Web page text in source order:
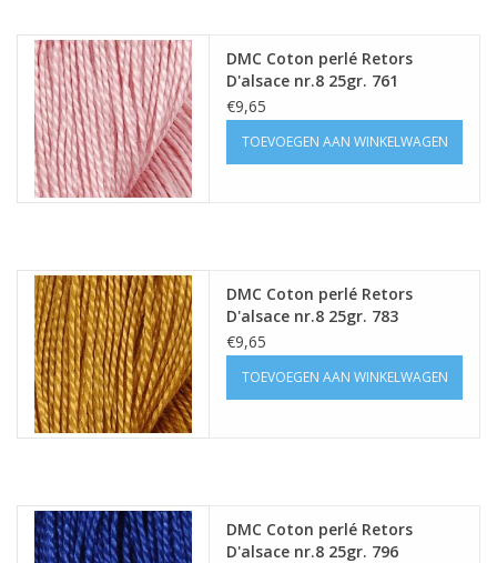
Loyalty
DMC Coton perlé Retors
D'alsace nr.8 25gr. 761
€9,65
TOEVOEGEN AAN WINKELWAGEN
DMC Coton perlé Retors
D'alsace nr.8 25gr. 783
€9,65
TOEVOEGEN AAN WINKELWAGEN
DMC Coton perlé Retors
D'alsace nr.8 25gr. 796